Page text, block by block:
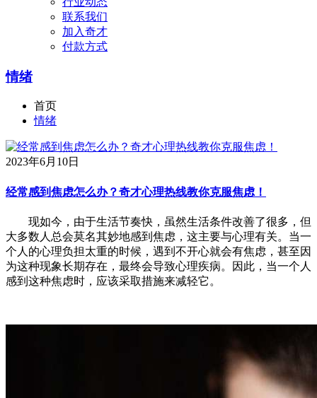
联系我们
加入奇才
付款方式
情绪
首页
情绪
2023年6月10日
经常感到焦虑怎么办？奇才心理热线教你克服焦虑！
现如今，由于生活节奏快，虽然生活条件改善了很多，但
大多数人总会莫名其妙地感到焦虑，这主要与心理有关。当一
个人的心理负担太重的时候，遇到不开心就会有焦虑，甚至因
为这种现象长期存在，最终会导致心理疾病。因此，当一个人
感到这种焦虑时，应该采取措施来减轻它。